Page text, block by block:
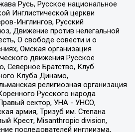
Русь, Русское национальное
Инглистической церкви
Инглингов, Русский
Движение против нелегальной
О свободе совести и о
Омская организация
движения Русское
Северное Братство, Клуб
Клуба Динамо,
религиозная организация
Русского народа
сектор, УНА - УНСО,
армия, Тризуб им. Степана
Крест, Misanthropic division,
последователей инглиизма,